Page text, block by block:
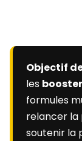
Objectif
les
formules
relancer la
soutenir la